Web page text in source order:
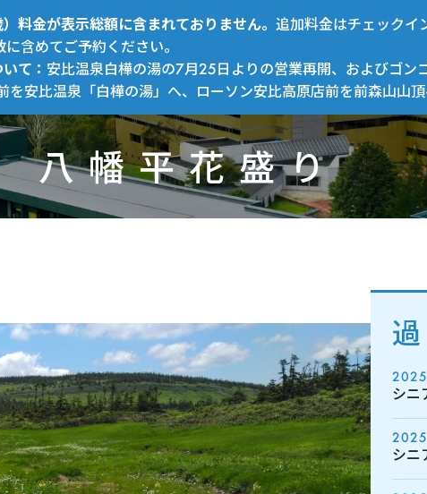
料金が表示総額に含まれておりません。追加料金はチェックイ
含めてご予約ください。
いて：安比温泉白樺の湯の7月25日よりの営業再開、およびゴン
安比温泉「白樺の湯」へ、ローソン安比高原店前を前森山山頂
八幡平花盛り
シニ
シニ